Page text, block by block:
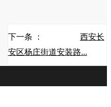
下一条 ：
西安长
安区杨庄街道安装路...